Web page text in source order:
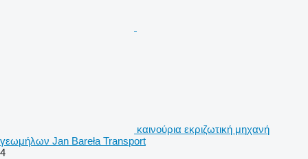
καινούρια εκριζωτική μηχανή
γεωμήλων Jan Bareła Transport
4